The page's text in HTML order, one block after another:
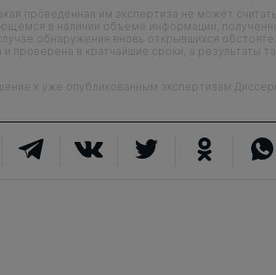
проведенная им экспертиза не может
в наличии объеме информации,
обнаружения вновь открывшихся
проверена в кратчайшие сроки, а результаты
к уже опубликованным экспертизам